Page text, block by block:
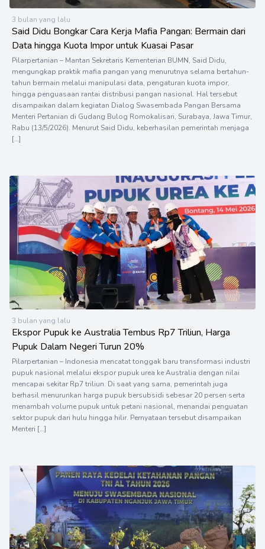
3 bulan yang lalu
Said Didu Bongkar Cara Kerja Mafia Pangan: Bermain dari
Data hingga Kuota Impor untuk Kuasai Pasar
Pilarpertanian – Mantan Sekretaris Kementerian BUMN, Said Didu,
mengungkap praktik mafia pangan yang menurutnya selama bertahun-
tahun bermain melalui manipulasi data, pengaturan kuota impor,
hingga penguasaan rantai distribusi pangan nasional. Hal tersebut
disampaikan dalam kegiatan Dialog Swasembada Pangan Bersama
Menteri Pertanian di Gudang Bulog Romokalisari, Surabaya, Jawa Timur,
Rabu (13/5/2026). Menurut Said Didu, keberhasilan pemerintah menjaga
[…]
3 bulan yang lalu
Ekspor Pupuk ke Australia Tembus Rp7 Triliun, Harga
Pupuk Dalam Negeri Turun 20%
Pilarpertanian – Indonesia mencatat tonggak baru transformasi industri
pupuk nasional melalui ekspor pupuk urea ke Australia dengan nilai
mencapai sekitar Rp7 triliun. Di saat yang sama, pemerintah juga
berhasil menurunkan harga pupuk bersubsidi sebesar 20 persen serta
menambah volume pupuk untuk petani nasional, menandai penguatan
sektor pupuk dari hulu hingga hilir. Pernyataan tersebut disampaikan
Menteri […]